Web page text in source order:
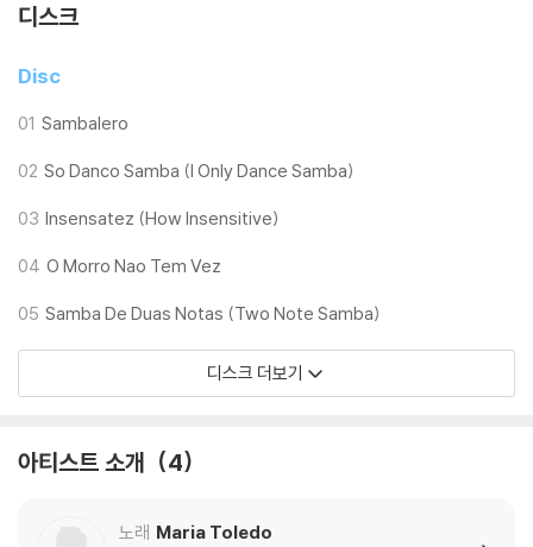
디스크
Disc
01 Sambalero
02 So Danco Samba (I Only Dance Samba)
03 Insensatez (How Insensitive)
04 O Morro Nao Tem Vez
05 Samba De Duas Notas (Two Note Samba)
디스크 더보기
아티스트 소개 4
노래 Maria Toledo